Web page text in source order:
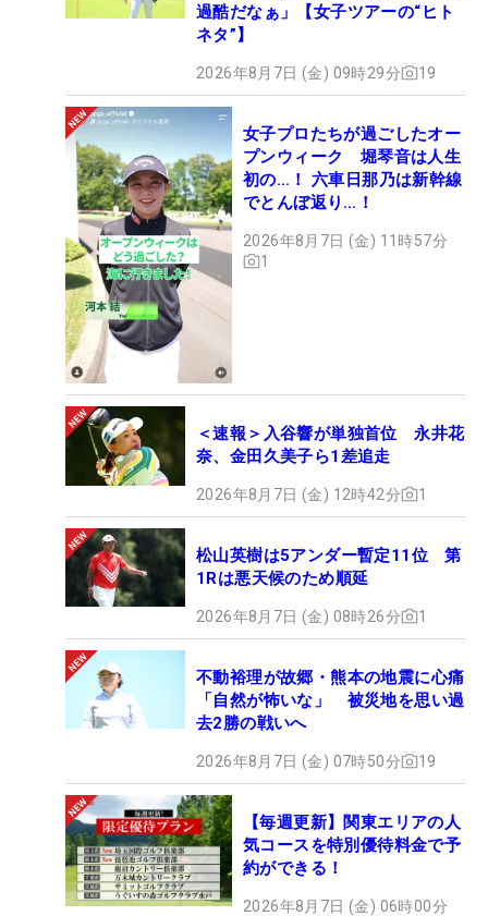
過酷だなぁ」【女子ツアーの“ヒト
ネタ”】
2026年8月7日 (金) 09時29分 19
女子プロたちが過ごしたオー
プンウィーク 堀琴音は人生
初の…！ 六車日那乃は新幹線
でとんぼ返り…！
2026年8月7日 (金) 11時57分
1
＜速報＞入谷響が単独首位 永井花
奈、金田久美子ら1差追走
2026年8月7日 (金) 12時42分 1
松山英樹は5アンダー暫定11位 第
1Rは悪天候のため順延
2026年8月7日 (金) 08時26分 1
不動裕理が故郷・熊本の地震に心痛
「自然が怖いな」 被災地を思い過
去2勝の戦いへ
2026年8月7日 (金) 07時50分 19
【毎週更新】関東エリアの人
気コースを特別優待料金で予
約ができる！
2026年8月7日 (金) 06時00分